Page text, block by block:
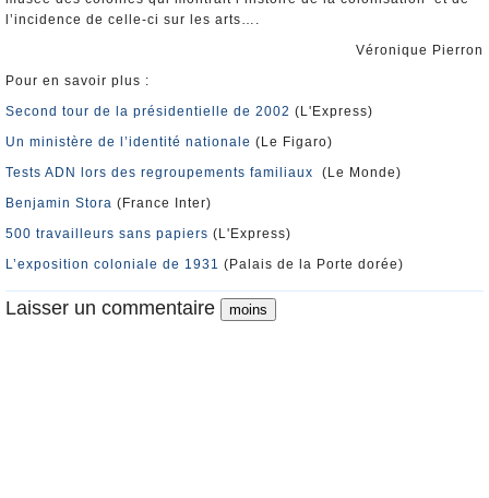
l’incidence de celle-ci sur les arts….
Véronique Pierron
Pour en savoir plus :
Second tour de la présidentielle de 2002 (L'Express)
Un ministère de l’identité nationale (Le Figaro)
Tests ADN lors des regroupements familiaux (Le Monde)
Benjamin Stora (France Inter)
500 travailleurs sans papiers (L'Express)
L’exposition coloniale de 1931 (Palais de la Porte dorée)
Laisser un commentaire